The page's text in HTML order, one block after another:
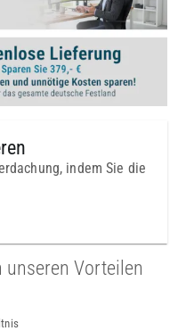
indem Sie die
unseren Vorteilen